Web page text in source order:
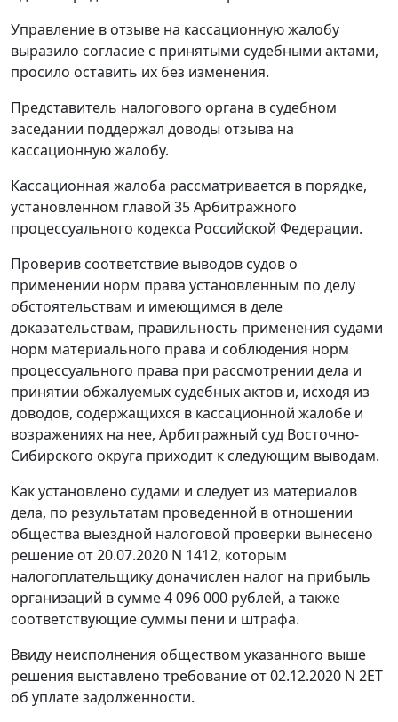
Управление в отзыве на кассационную жалобу
выразило согласие с принятыми судебными актами,
просило оставить их без изменения.
Представитель налогового органа в судебном
заседании поддержал доводы отзыва на
кассационную жалобу.
Кассационная жалоба рассматривается в порядке,
установленном главой 35 Арбитражного
процессуального кодекса Российской Федерации.
Проверив соответствие выводов судов о
применении норм права установленным по делу
обстоятельствам и имеющимся в деле
доказательствам, правильность применения судами
норм материального права и соблюдения норм
процессуального права при рассмотрении дела и
принятии обжалуемых судебных актов и, исходя из
доводов, содержащихся в кассационной жалобе и
возражениях на нее, Арбитражный суд Восточно-
Сибирского округа приходит к следующим выводам.
Как установлено судами и следует из материалов
дела, по результатам проведенной в отношении
общества выездной налоговой проверки вынесено
решение от 20.07.2020 N 1412, которым
налогоплательщику доначислен налог на прибыль
организаций в сумме 4 096 000 рублей, а также
соответствующие суммы пени и штрафа.
Ввиду неисполнения обществом указанного выше
решения выставлено требование от 02.12.2020 N 2ЕТ
об уплате задолженности.